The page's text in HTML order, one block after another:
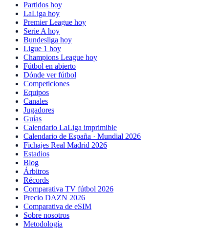
Partidos hoy
LaLiga hoy
Premier League hoy
Serie A hoy
Bundesliga hoy
Ligue 1 hoy
Champions League hoy
Fútbol en abierto
Dónde ver fútbol
Competiciones
Equipos
Canales
Jugadores
Guías
Calendario LaLiga imprimible
Calendario de España · Mundial 2026
Fichajes Real Madrid 2026
Estadios
Blog
Árbitros
Récords
Comparativa TV fútbol 2026
Precio DAZN 2026
Comparativa de eSIM
Sobre nosotros
Metodología